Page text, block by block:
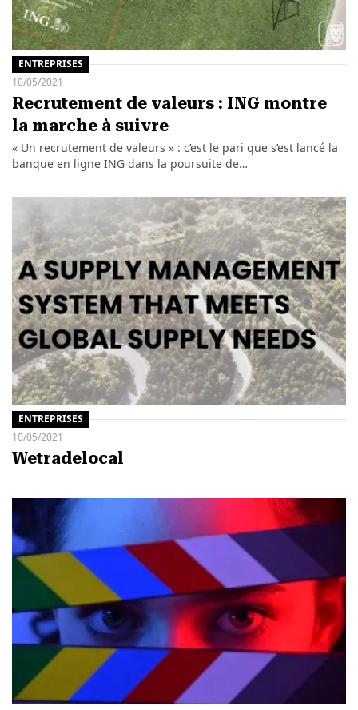
ENTREPRISES
10/05/2021
Recrutement de valeurs : ING montre
la marche à suivre
« Un recrutement de valeurs » : c’est le pari que s’est lancé la
banque en ligne ING dans la poursuite de…
ENTREPRISES
10/05/2021
Wetradelocal